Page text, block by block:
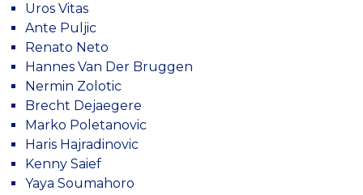
Uros Vitas
Ante Puljic
Renato Neto
Hannes Van Der Bruggen
Nermin Zolotic
Brecht Dejaegere
Marko Poletanovic
Haris Hajradinovic
Kenny Saief
Yaya Soumahoro